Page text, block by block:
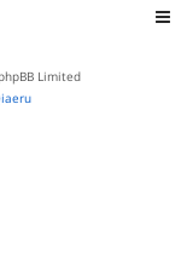
Limited